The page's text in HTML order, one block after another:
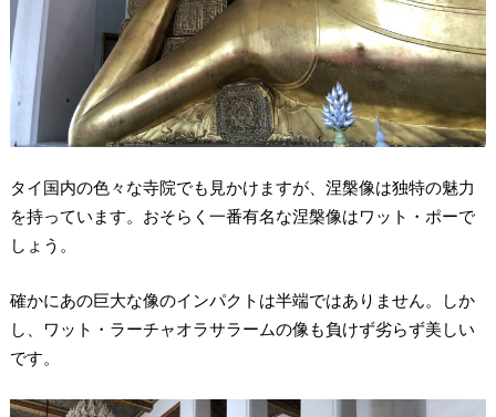
タイ国内の色々な寺院でも見かけますが、涅槃像は独特の魅力
を持っています。おそらく一番有名な涅槃像はワット・ポーで
しょう。
確かにあの巨大な像のインパクトは半端ではありません。しか
し、ワット・ラーチャオラサラームの像も負けず劣らず美しい
です。